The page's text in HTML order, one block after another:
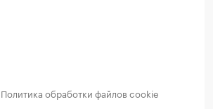
Политика обработки файлов cookie